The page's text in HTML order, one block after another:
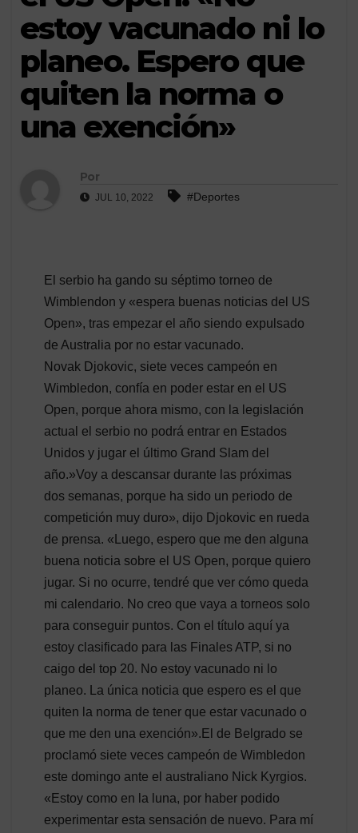
estoy vacunado ni lo
planeo. Espero que
quiten la norma o
una exención»
Por
JUL 10, 2022 #Deportes
El serbio ha gando su séptimo torneo de
Wimblendon y «espera buenas noticias del US
Open», tras empezar el año siendo expulsado
de Australia por no estar vacunado.
Novak Djokovic, siete veces campeón en
Wimbledon, confía en poder estar en el US
Open, porque ahora mismo, con la legislación
actual el serbio no podrá entrar en Estados
Unidos y jugar el último Grand Slam del
año.»Voy a descansar durante las próximas
dos semanas, porque ha sido un periodo de
competición muy duro», dijo Djokovic en rueda
de prensa. «Luego, espero que me den alguna
buena noticia sobre el US Open, porque quiero
jugar. Si no ocurre, tendré que ver cómo queda
mi calendario. No creo que vaya a torneos solo
para conseguir puntos. Con el título aquí ya
estoy clasificado para las Finales ATP, si no
caigo del top 20. No estoy vacunado ni lo
planeo. La única noticia que espero es el que
quiten la norma de tener que estar vacunado o
que me den una exención».El de Belgrado se
proclamó siete veces campeón de Wimbledon
este domingo ante el australiano Nick Kyrgios.
«Estoy como en la luna, por haber podido
experimentar esta sensación de nuevo. Para mí